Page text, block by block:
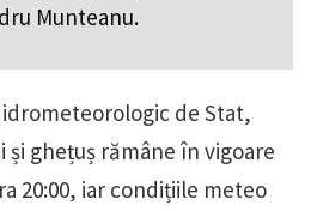
Munteanu.
de Stat,
și ghețuș rămâne în vigoare
20:00, iar condițiile meteo